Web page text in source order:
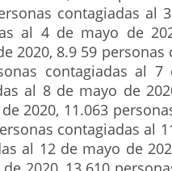
contagiadas al
al 4 de mayo de
2020, 8.9 59
contagiadas al
al 8 de mayo de
2020, 11.063
contagiadas al
al 12 de mayo de